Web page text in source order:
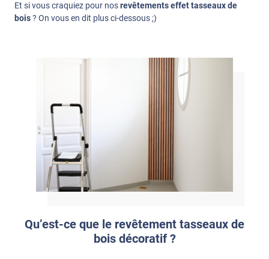
Et si vous craquiez pour nosrevêtements effet tasseaux de
bois? On vous en dit plus ci-dessous ;)
Qu’est-ce que le revêtement tasseaux de
bois décoratif ?